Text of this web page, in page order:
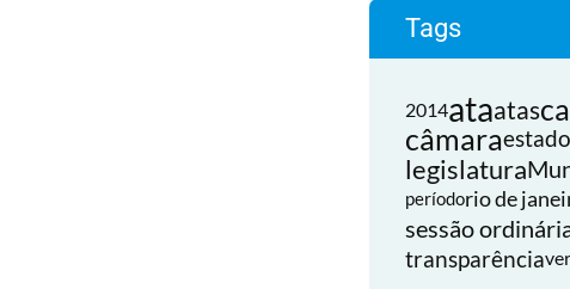
Tags
2014ataatas
câmaraestado
legislatura
períodorio de
sessão
transparência